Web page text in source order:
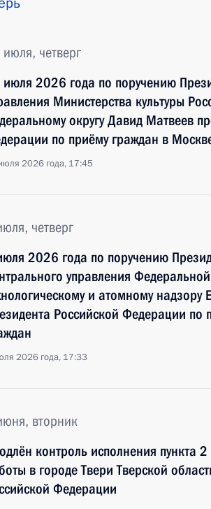
четверг
2026 года по поручению
Министерства культуры
округу Давид Матвеев
по приёму граждан в
2026 года, 17:45
четверг
2026 года по поручению
управления
и атомному
Российской Федерации
2026 года, 17:33
вторник
контроль исполнения пункта
в городе Твери Тверской
Федерации